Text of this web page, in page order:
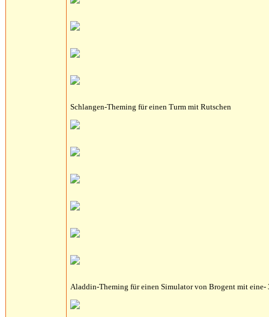
Schlangen-Theming für einen Turm mit Rutschen
Aladdin-Theming für einen Simulator von Brogent mit eine-